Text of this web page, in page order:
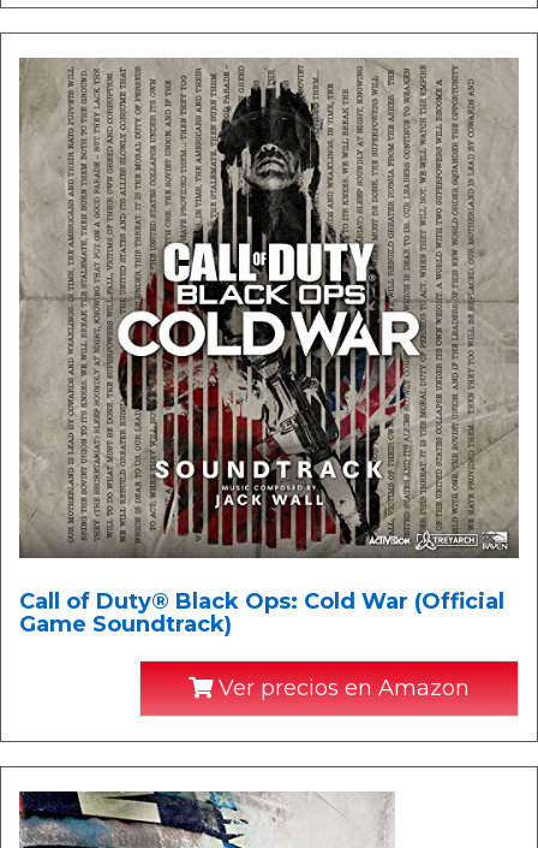
Call of Duty® Black Ops: Cold War (Official
Game Soundtrack)
Ver precios en Amazon